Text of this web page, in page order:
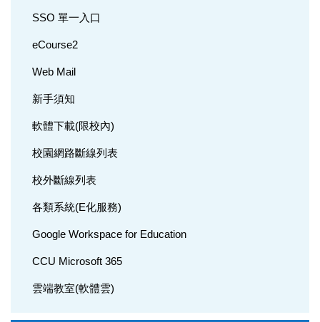
SSO 單一入口
eCourse2
Web Mail
新手須知
軟體下載(限校內)
校園網路斷線列表
校外斷線列表
各類系統(E化服務)
Google Workspace for Education
CCU Microsoft 365
雲端教室(軟體雲)